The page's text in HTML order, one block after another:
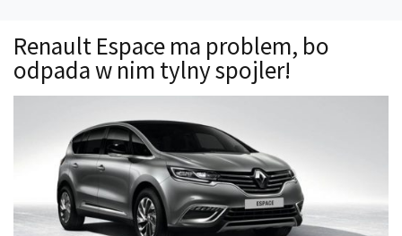
Technika jazdy
Oświetlenie
Przelicznik mocy
Auto z niemiec
Galerie
Renault Espace ma problem, bo
odpada w nim tylny spojler!